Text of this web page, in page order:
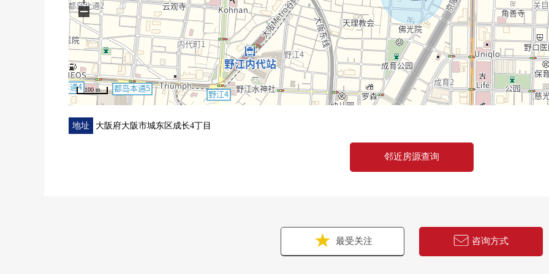
■ 在找想要的家方面给予帮助的━━━━━・・・
房源的详细、需讨论是如有意向，请跟我们联系。
100 m
−
地址 大阪府大阪市城东区成长4丁目
邻近房源查询
最受关注 咨询方式